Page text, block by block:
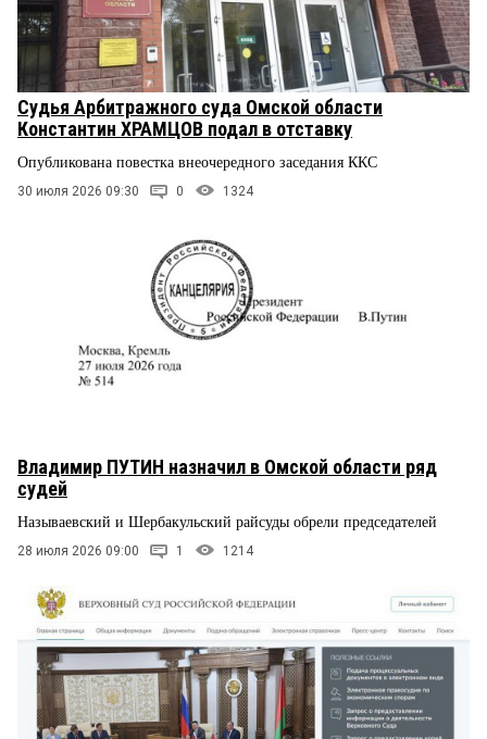
Судья Арбитражного суда Омской области
Константин ХРАМЦОВ подал в отставку
Опубликована повестка внеочередного заседания ККС
30 июля 2026 09:30 0 1324
Владимир ПУТИН назначил в Омской области ряд
судей
Называевский и Шербакульский райсуды обрели председателей
28 июля 2026 09:00 1 1214